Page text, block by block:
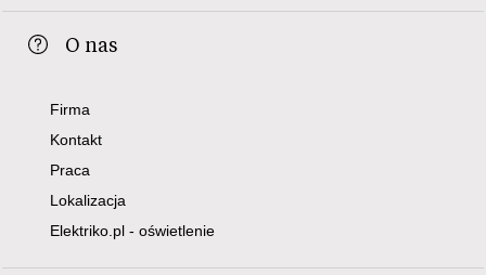
O nas
Firma
Kontakt
Praca
Lokalizacja
Elektriko.pl - oświetlenie